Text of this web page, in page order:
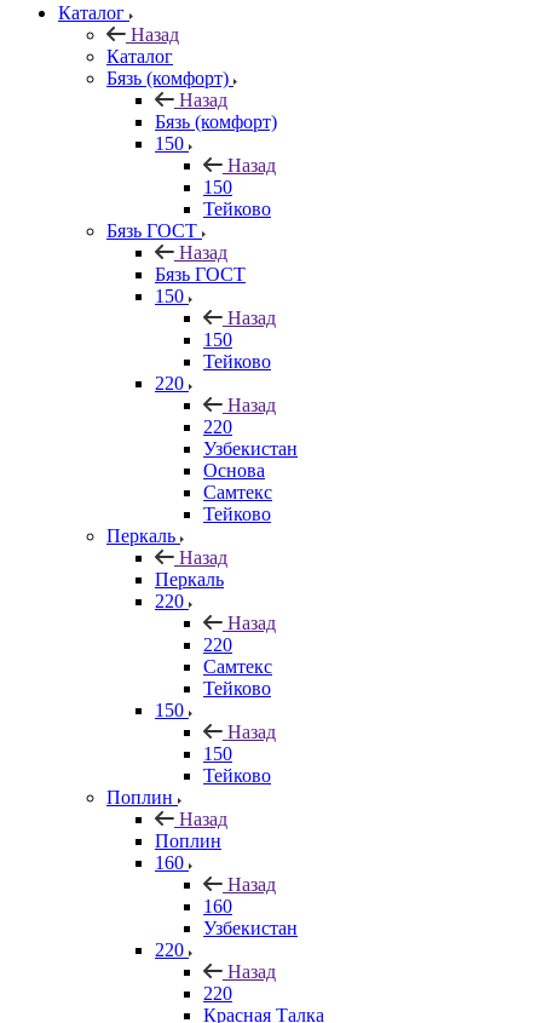
Каталог
Назад
Каталог
Бязь (комфорт)
Назад
Бязь (комфорт)
150
Назад
150
Тейково
Бязь ГОСТ
Назад
Бязь ГОСТ
150
Назад
150
Тейково
220
Назад
220
Узбекистан
Основа
Самтекс
Тейково
Перкаль
Назад
Перкаль
220
Назад
220
Самтекс
Тейково
150
Назад
150
Тейково
Поплин
Назад
Поплин
160
Назад
160
Узбекистан
220
Назад
220
Красная Талка